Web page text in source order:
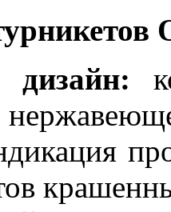
дизайн: